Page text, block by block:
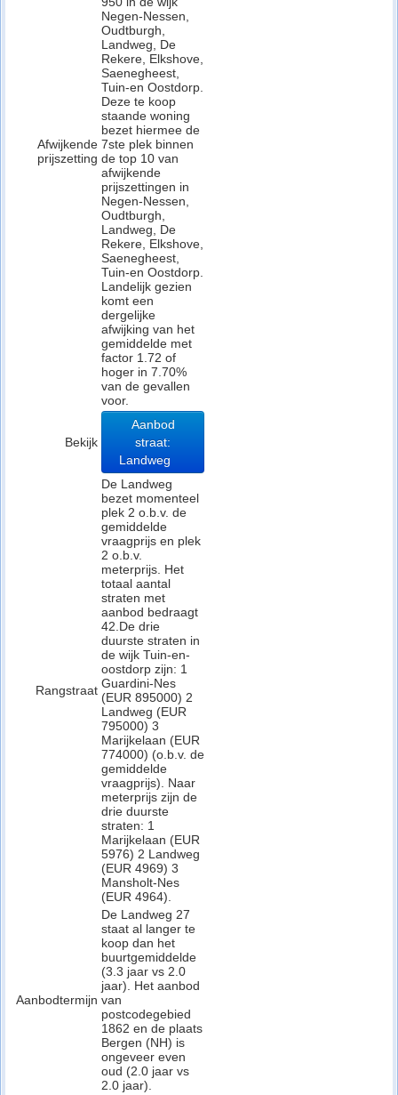
Afwijkende
prijszetting
Negen-Nessen,
Oudtburgh,
Landweg, De
Rekere, Elkshove,
Saenegheest,
Tuin-en Oostdorp.
Deze te koop
staande woning
bezet hiermee de
7ste plek binnen
de top 10 van
afwijkende
prijszettingen in
Negen-Nessen,
Oudtburgh,
Landweg, De
Rekere, Elkshove,
Saenegheest,
Tuin-en Oostdorp.
Landelijk gezien
komt een
dergelijke
afwijking van het
gemiddelde met
factor 1.72 of
hoger in 7.70%
van de gevallen
voor.
Bekijk
Aanbod
straat:
Landweg
Rangstraat
De Landweg
bezet momenteel
plek 2 o.b.v. de
gemiddelde
vraagprijs en plek
2 o.b.v.
meterprijs. Het
totaal aantal
straten met
aanbod bedraagt
42.De drie
duurste straten in
de wijk Tuin-en-
oostdorp zijn: 1
Guardini-Nes
(EUR 895000) 2
Landweg (EUR
795000) 3
Marijkelaan (EUR
774000) (o.b.v. de
gemiddelde
vraagprijs). Naar
meterprijs zijn de
drie duurste
straten: 1
Marijkelaan (EUR
5976) 2 Landweg
(EUR 4969) 3
Mansholt-Nes
(EUR 4964).
Aanbodtermijn
De Landweg 27
staat al langer te
koop dan het
buurtgemiddelde
(3.3 jaar vs 2.0
jaar). Het aanbod
van
postcodegebied
1862 en de plaats
Bergen (NH) is
ongeveer even
oud (2.0 jaar vs
2.0 jaar).